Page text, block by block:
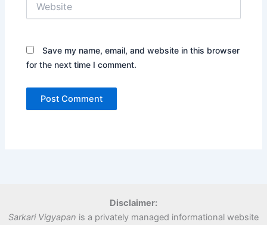
Save my name, email, and website in this browser
for the next time I comment.
Disclaimer:
Sarkari Vigyapan is a privately managed informational website